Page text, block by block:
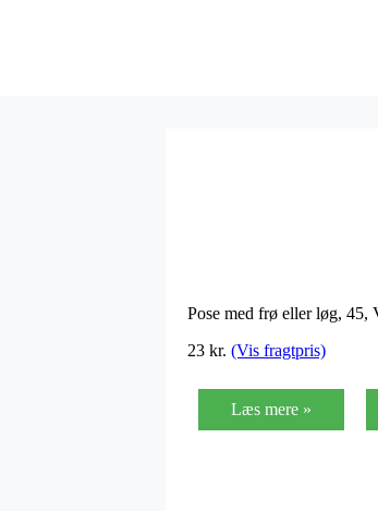
Pose med frø eller løg, 45,
23 kr. (Vis fragtpris)
Læs mere »